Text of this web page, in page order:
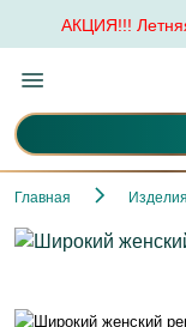
АКЦИЯ!!!
Главная